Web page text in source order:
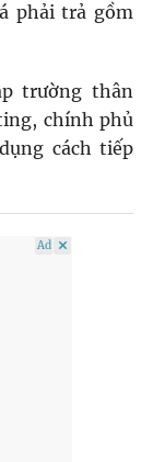
phải trả gồm
trường thân
chính phủ
cách tiếp
Ad